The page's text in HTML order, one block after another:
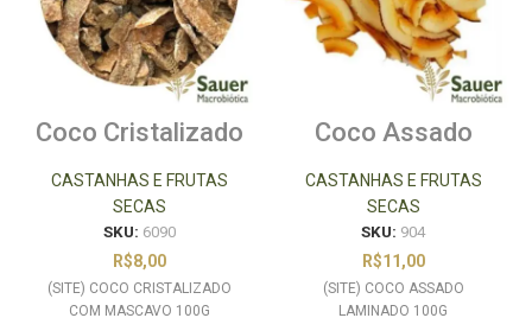
Coco Cristalizado
100g
CASTANHAS E FRUTAS
SECAS
SKU: 6090
R$8,00
(SITE) COCO CRISTALIZADO
COM MASCAVO 100G
Coco Assado
CASTANHAS E FRUTAS
SECAS
SKU: 904
R$11,00
(SITE) COCO ASSADO
LAMINADO 100G